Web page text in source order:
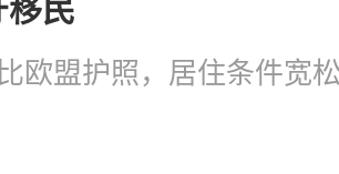
移民
欧盟护照，居住条件宽